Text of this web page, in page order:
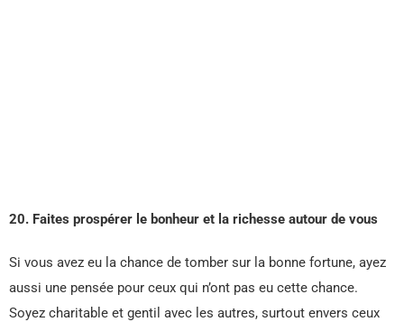
20. Faites prospérer le bonheur et la richesse autour de vous
Si vous avez eu la chance de tomber sur la bonne fortune, ayez
aussi une pensée pour ceux qui n’ont pas eu cette chance.
Soyez charitable et gentil avec les autres, surtout envers ceux